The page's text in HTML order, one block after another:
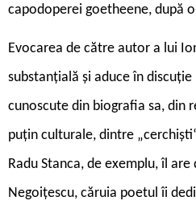
capodoperei goetheene, după
Evocarea de către autor a lui
substanțială și aduce în
cunoscute din biografia sa, din
puțin culturale, dintre
Radu Stanca, de exemplu, îl
Negoițescu, căruia poetul îi